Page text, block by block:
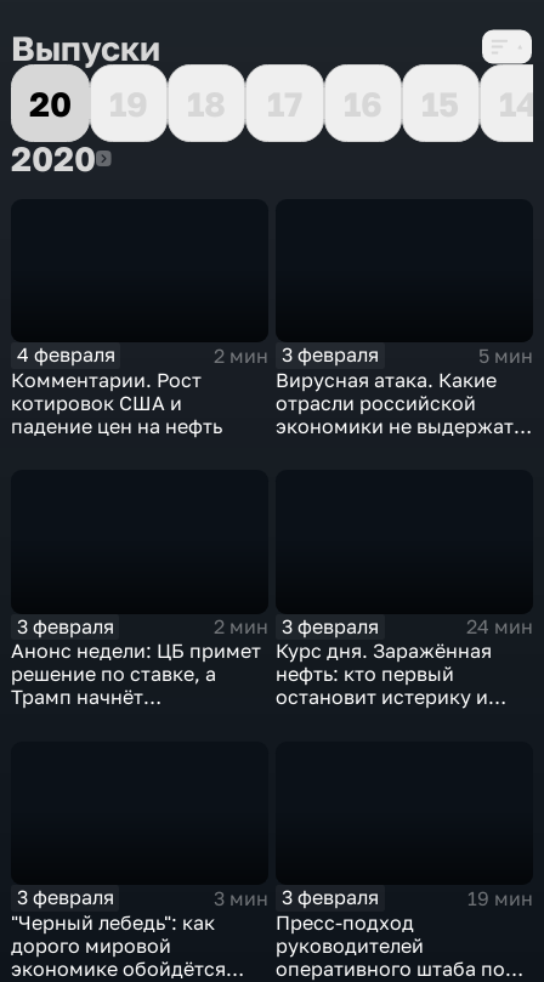
Выпуски
20
19 18 17 16 15
14
20202020
4 февраля
2 мин
Комментарии. Рост
котировок США и
падение цен на нефть
3 февраля
5 мин
Вирусная атака. Какие
отрасли российской
экономики не выдержат
3 февраля
2 мин
Анонс недели: ЦБ примет
решение по ставке, а
Трамп начнёт
3 февраля
24 мин
Курс дня. Заражённая
нефть: кто первый
остановит истерику и
3 февраля
3 мин
"Черный лебедь": как
дорого мировой
экономике обойдётся
3 февраля
19 мин
Пресс-подход
руководителей
оперативного штаба по